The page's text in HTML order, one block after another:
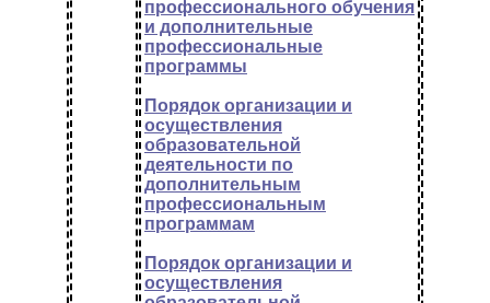
профессионального обучения
и дополнительные
профессиональные
программы
Порядок организации и
осуществления
образовательной
деятельности по
дополнительным
профессиональным
программам
Порядок организации и
осуществления